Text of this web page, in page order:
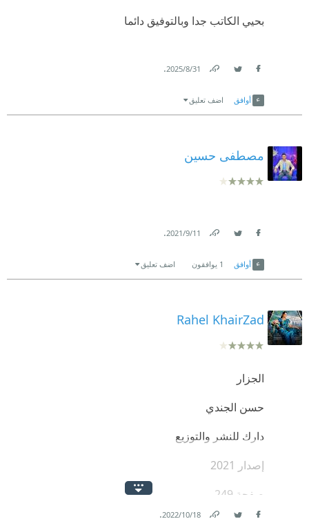
بحيي الكاتب جدا وبالتوفيق دائما
31‏/8‏/2025
.
أوافق اضف تعليق
مصطفى حسين
11‏/9‏/2021
.
أوافق 1 يوافقون اضف تعليق
Rahel KhairZad
الجزار
حسن الجندي
دارك للنشر والتوزيع
إصدار 2021
صفحة 249
18‏/10‏/2022
.